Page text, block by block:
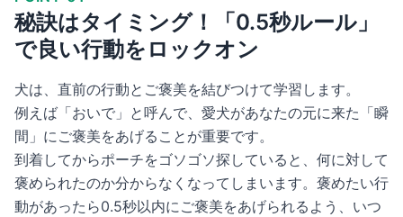
秘訣はタイミング！「0.5秒ルール」
で良い行動をロックオン
犬は、直前の行動とご褒美を結びつけて学習します。
例えば「おいで」と呼んで、愛犬があなたの元に来た「瞬
間」にご褒美をあげることが重要です。
到着してからポーチをゴソゴソ探していると、何に対して
褒められたのか分からなくなってしまいます。褒めたい行
動があったら0.5秒以内にご褒美をあげられるよう、いつ